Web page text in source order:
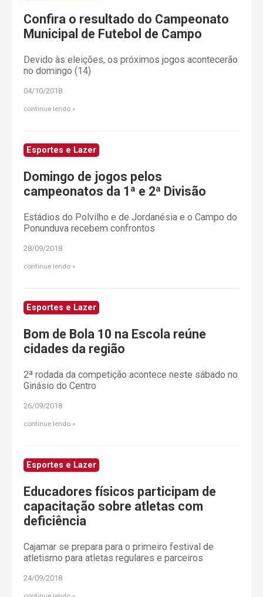
Confira o resultado do Campeonato
Municipal de Futebol de Campo
Devido às eleições, os próximos jogos acontecerão
no domingo (14)
04/10/2018
continue lendo
Esportes e Lazer
Domingo de jogos pelos
campeonatos da 1ª e 2ª Divisão
Estádios do Polvilho e de Jordanésia e o Campo do
Ponunduva recebem confrontos
28/09/2018
continue lendo
Esportes e Lazer
Bom de Bola 10 na Escola reúne
cidades da região
2ª rodada da competição acontece neste sábado no
Ginásio do Centro
26/09/2018
continue lendo
Esportes e Lazer
Educadores físicos participam de
capacitação sobre atletas com
deficiência
Cajamar se prepara para o primeiro festival de
atletismo para atletas regulares e parceiros
24/09/2018